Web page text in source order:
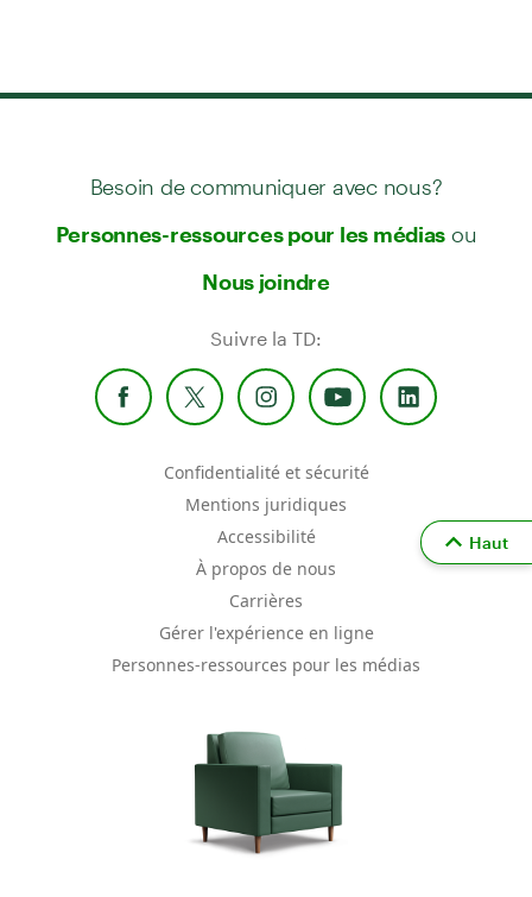
Besoin de communiquer avec nous?
Personnes-ressources pour les médias ou
Nous joindre
Suivre la TD:
Confidentialité et sécurité
Mentions juridiques
Accessibilité
À propos de nous
Carrières
Gérer l'expérience en ligne
Personnes-ressources pour les médias
Haut